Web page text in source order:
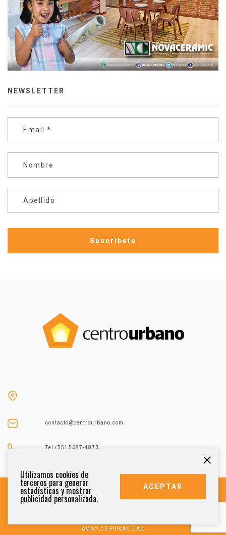
NEWSLETTER
Email *
Nombre
Apellido
contacto@centrourbano.com
Tel (55) 5687-4873
AVISO DE PRIVACIDAD
Utilizamos cookies de
terceros para generar
estadísticas y mostrar
publicidad personalizada.
ACEPTAR